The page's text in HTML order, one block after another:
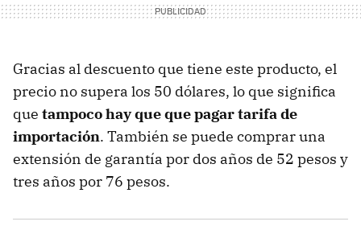
Gracias al descuento que tiene este producto, el
precio no supera los 50 dólares, lo que significa
que tampoco hay que que pagar tarifa de
importación. También se puede comprar una
extensión de garantía por dos años de 52 pesos y
tres años por 76 pesos.